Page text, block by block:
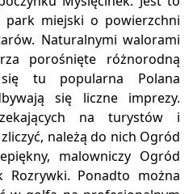
miejski o powierzchni
Naturalnymi walorami
porośnięte różnorodną
tu popularna Polana
się liczne imprezy.
na turystów i
należą do nich Ogród
malowniczy Ogród
Rozrywki. Ponadto można